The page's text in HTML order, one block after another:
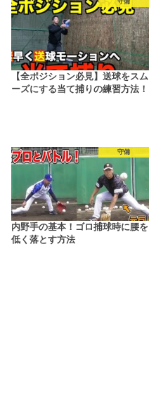
守備
【全ポジション必見】送球をスム
ーズにする当て捕りの練習方法！
守備
内野手の基本！ゴロ捕球時に腰を
低く落とす方法